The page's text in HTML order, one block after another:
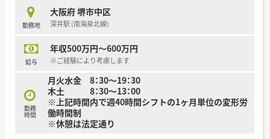
レーで患者様の回復を目指しています。
■すべての店舗が18時までの営業時間なのが特徴で、プライベ
ートとの両立もしやすくなっております。
ますので、お休みなどの融通が通りやすい環境です。
■40時間の固定残業を含む給与となりますが、全社の平均残業
■県外から就職される方には借り上げ社宅制度のご用意がござ
います。
＜こんな方にオススメ＞
■在宅業務に注力したい方
勤務地
大阪府 堺市中区
深井駅 (南海泉北線)
給与
年収500万円～600万円
※ご経験により考慮します
勤務
時間
月火水金 8：30～19：30
木土 8：30～13：00
※上記時間内で週40時間シフトの1ヶ月単位の変形労
働時間制
※休憩は法定通り